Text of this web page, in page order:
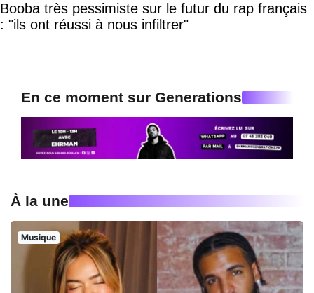
Booba très pessimiste sur le futur du rap français
: "ils ont réussi à nous infiltrer"
En ce moment sur Generations
À la une
Musique